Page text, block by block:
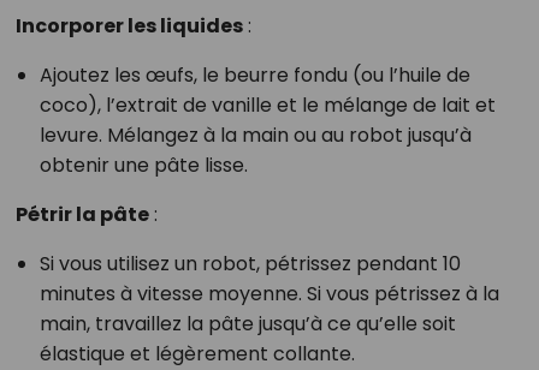
Incorporer les liquides:
Ajoutez les œufs, le beurre fondu (ou l’huile de
coco), l’extrait de vanille et le mélange de lait et
levure. Mélangez à la main ou au robot jusqu’à
obtenir une pâte lisse.
Pétrir la pâte:
Si vous utilisez un robot, pétrissez pendant 10
minutes à vitesse moyenne. Si vous pétrissez à la
main, travaillez la pâte jusqu’à ce qu’elle soit
élastique et légèrement collante.